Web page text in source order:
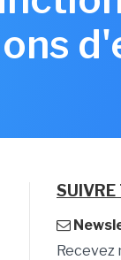
SUIVRE